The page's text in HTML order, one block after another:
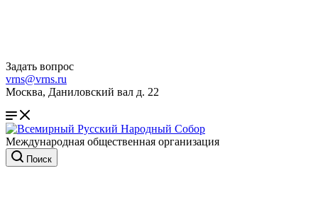
Задать вопрос
vrns@vrns.ru
Москва, Даниловский вал д. 22
Международная общественная организация
Поиск